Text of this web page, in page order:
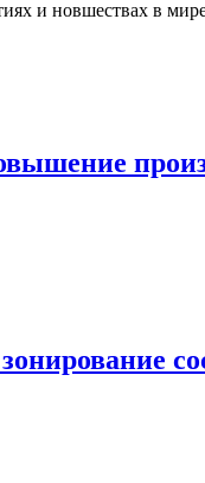
и новшествах в